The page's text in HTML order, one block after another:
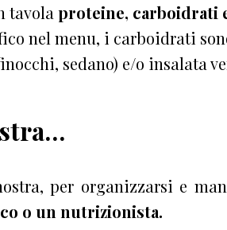
tavola proteine, carboidrati
nel menu, i carboidrati
sedano) e/o insalata
per organizzarsi e
o un nutrizionista.